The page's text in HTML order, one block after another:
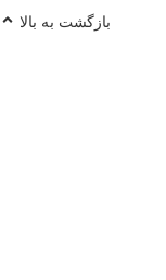
بازگشت به بالا